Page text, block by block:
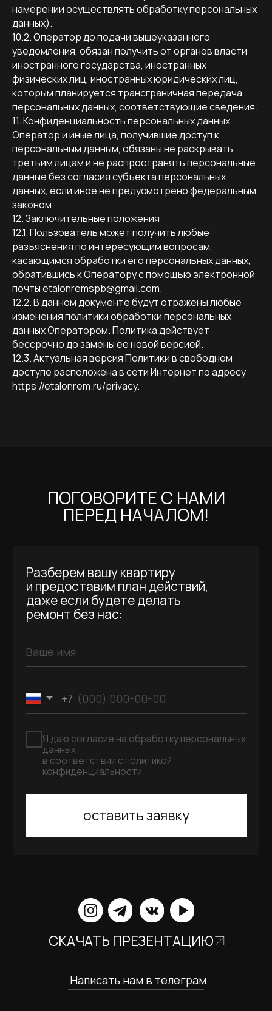
намерении осуществлять обработку персональных
данных).
10.2. Оператор до подачи вышеуказанного
уведомления, обязан получить от органов власти
иностранного государства, иностранных
физических лиц, иностранных юридических лиц,
которым планируется трансграничная передача
персональных данных, соответствующие сведения.
11. Конфиденциальность персональных данных
Оператор и иные лица, получившие доступ к
персональным данным, обязаны не раскрывать
третьим лицам и не распространять персональные
данные без согласия субъекта персональных
данных, если иное не предусмотрено федеральным
законом.
12. Заключительные положения
12.1. Пользователь может получить любые
разъяснения по интересующим вопросам,
касающимся обработки его персональных данных,
обратившись к Оператору с помощью электронной
почты etalonremspb@gmail.com.
12.2. В данном документе будут отражены любые
изменения политики обработки персональных
данных Оператором. Политика действует
бессрочно до замены ее новой версией.
12.3. Актуальная версия Политики в свободном
доступе расположена в сети Интернет по адресу
https://etalonrem.ru/privacy.